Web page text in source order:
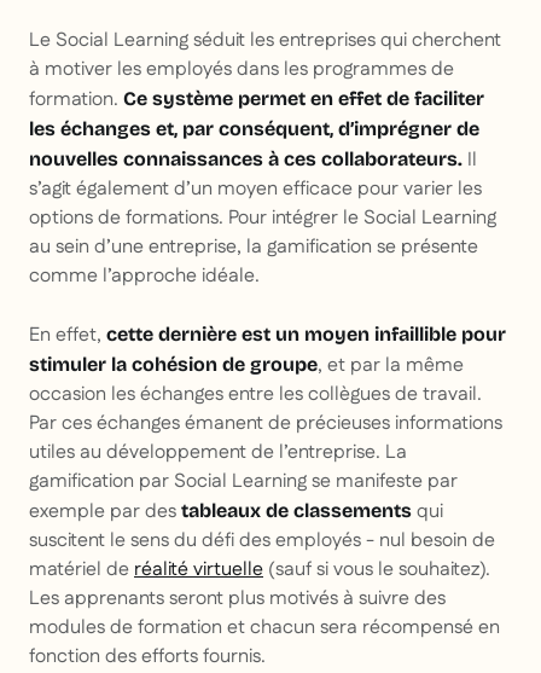
Le Social Learning séduit les entreprises qui cherchent
à motiver les employés dans les programmes de
formation. Ce système permet en effet de faciliter
les échanges et, par conséquent, d’imprégner de
nouvelles connaissances à ces collaborateurs. Il
s’agit également d’un moyen efficace pour varier les
options de formations. Pour intégrer le Social Learning
au sein d’une entreprise, la gamification se présente
comme l’approche idéale.
En effet, cette dernière est un moyen infaillible pour
stimuler la cohésion de groupe, et par la même
occasion les échanges entre les collègues de travail.
Par ces échanges émanent de précieuses informations
utiles au développement de l’entreprise. La
gamification par Social Learning se manifeste par
exemple par des tableaux de classements qui
suscitent le sens du défi des employés - nul besoin de
matériel deréalité virtuelle (sauf si vous le souhaitez).
Les apprenants seront plus motivés à suivre des
modules de formation et chacun sera récompensé en
fonction des efforts fournis.